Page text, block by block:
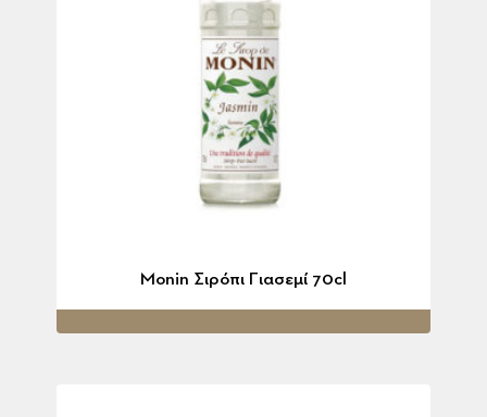
Monin Σιρόπι Γιασεμί 70cl